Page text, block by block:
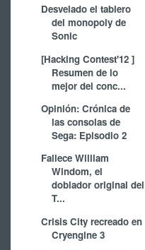
Desvelado el tablero
del monopoly de
Sonic
[Hacking Contest'12 ]
Resumen de lo
mejor del conc...
Opinión: Crónica de
las consolas de
Sega: Episodio 2
Fallece William
Windom, el
doblador original del
T...
Crisis City recreado en
Cryengine 3